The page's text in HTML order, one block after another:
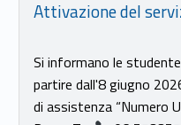
Attivazione del
Si informano le
partire dall'8 giugno
di assistenza “Numero